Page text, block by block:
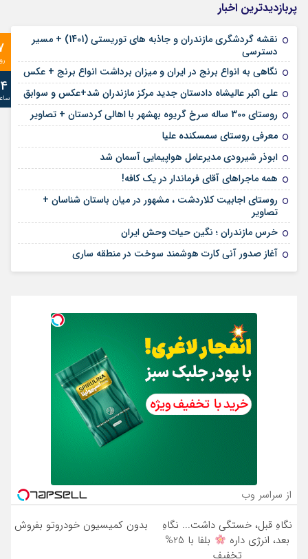
پربازدیدترین اخبار
نقشه گردشگری مازندران و جاذبه های توریستی (1401) + مسیر
دسترسی
نگاهی به انواع برنج در ایران و میزان برداشت انواع برنج + عکس
علی‌ اکبر عالیشاه دادستان جدید مرکز مازندران شد+عکس و سوابق
روستای 300 ساله سرخ ‌گریوه بهشهر با اهالی کردستان + تصاویر
معرفی روستای سمسکنده علیا
ابوذر شیرودی مدیرعامل هواپیمایی آسمان شد
همه ماجراهای آقای فرماندار در یک کافه!
روستای اجابیت کلاردشت ، مشهور در میان باستان شناسان +
تصاویر
خرس مازندران ؛ نگین حیات وحش ایران
آغاز صدور آنی کارت هوشمند سوخت در منطقه ساری
از سراسر وب
نگاهِ قبل، خستگی داشت... نگاهِ
بعد، انرژی داره
بلفا با 25%
تخفیف
بدون کمیسیون خودروتو بفروش